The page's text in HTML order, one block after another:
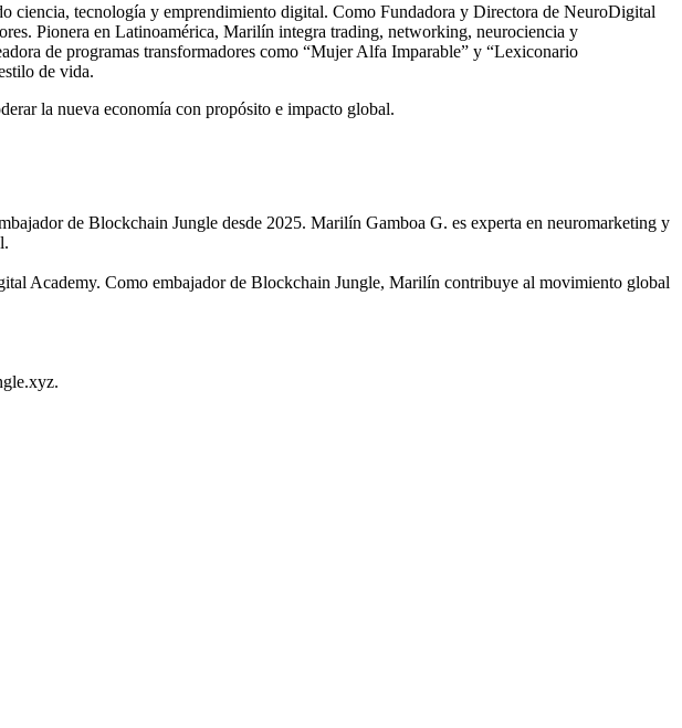
ciencia, tecnología y emprendimiento digital. Como Fundadora y Directora de NeuroDigital
Pionera en Latinoamérica, Marilín integra trading, networking, neurociencia y
de programas transformadores como “Mujer Alfa Imparable” y “Lexiconario
de vida.
la nueva economía con propósito e impacto global.
de Blockchain Jungle desde 2025. Marilín Gamboa G. es experta en neuromarketing y
Academy. Como embajador de Blockchain Jungle, Marilín contribuye al movimiento global